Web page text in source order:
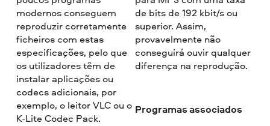
modernos conseguem
reproduzir corretamente
ficheiros com estas
especificações, pelo que
os utilizadores têm de
instalar aplicações ou
codecs adicionais, por
exemplo, o leitor VLC ou o
K-Lite Codec Pack.
de bits de 192 kbit/s ou
superior. Assim,
provavelmente não
conseguirá ouvir qualquer
diferença na reprodução.
Programas associados